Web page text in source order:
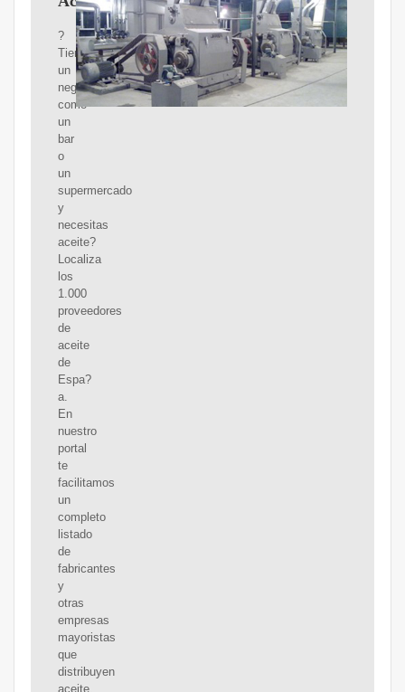
?
Tienes
un
negocio
como
un
bar
o
un
supermercado
y
necesitas
aceite?
Localiza
los
1.000
proveedores
de
aceite
de
Espa?
a.
En
nuestro
portal
te
facilitamos
un
completo
listado
de
fabricantes
y
otras
empresas
mayoristas
que
distribuyen
aceite.